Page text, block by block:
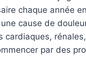
chaque année
cause de
cardiaques,
par des